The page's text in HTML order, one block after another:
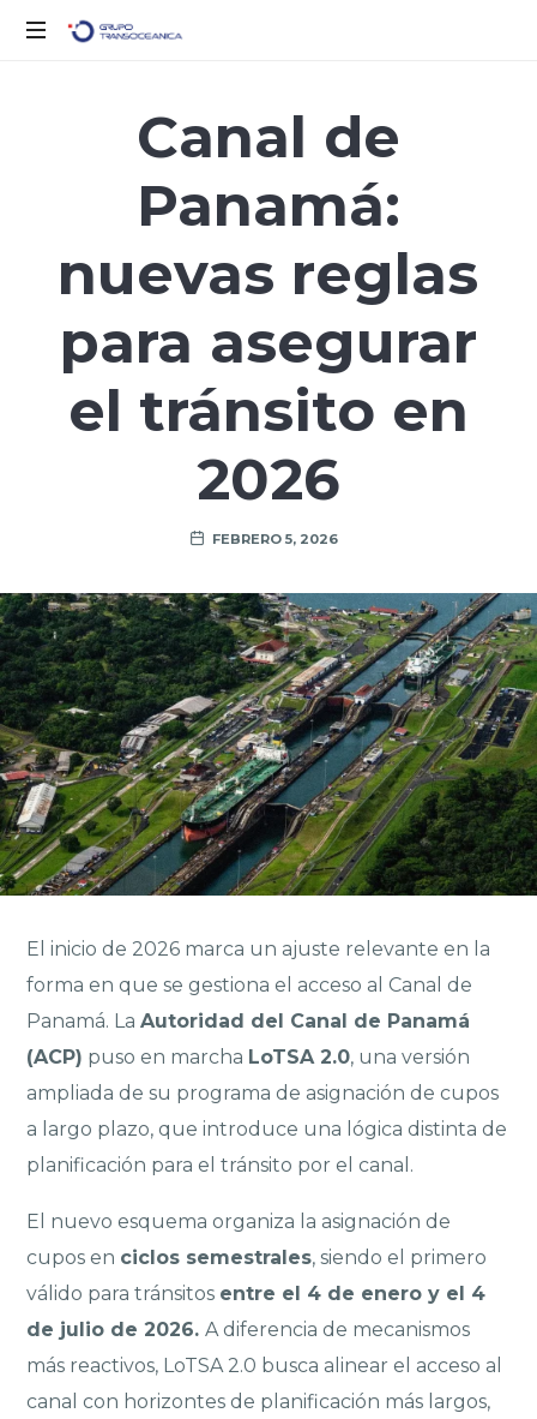
Canal de
Panamá:
nuevas reglas
para asegurar
el tránsito en
2026
FEBRERO 5, 2026
El inicio de 2026 marca un ajuste relevante en la
forma en que se gestiona el acceso al Canal de
Panamá. LaAutoridad del Canal de Panamá
(ACP) puso en marcha LoTSA 2.0, una versión
ampliada de su programa de asignación de cupos
a largo plazo, que introduce una lógica distinta de
planificación para el tránsito por el canal.
El nuevo esquema organiza la asignación de
cupos en ciclos semestrales, siendo el primero
válido para tránsitos entre el 4 de enero y el 4
de julio de 2026.A diferencia de mecanismos
más reactivos, LoTSA 2.0 busca alinear el acceso al
canal con horizontes de planificación más largos,